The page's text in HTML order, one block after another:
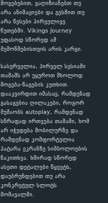
მოგებებით, გაღიზიანებთ თუ
არა ანიმაციები და გესმით თუ
არა წესები პირველივე
წუთებში. Vikings Journey
უფასოდ სწორედ ამ
შემოწმებისთვის არის კარგი.
სასურველია, პირველ სესიაში
თამაშს არ უყუროთ მხოლოდ
მოგება-წაგების კუთხით.
დააკვირდით იმასაც, რამდენად
გასაგებია ღილაკები, როგორ
მუშაობს autoplay, რამდენად
სწრაფად ირთვება თამაში, ხომ
არ იჭედება მობილურზე და
რამდენად კომფორტულია
პატარა ეკრანზე სიმბოლოების
წაკითხვა. ხშირად სწორედ
ასეთი დეტალები წყვეტს,
დაუბრუნდებით თუ არა
კონკრეტულ სლოტს
მომავალში.